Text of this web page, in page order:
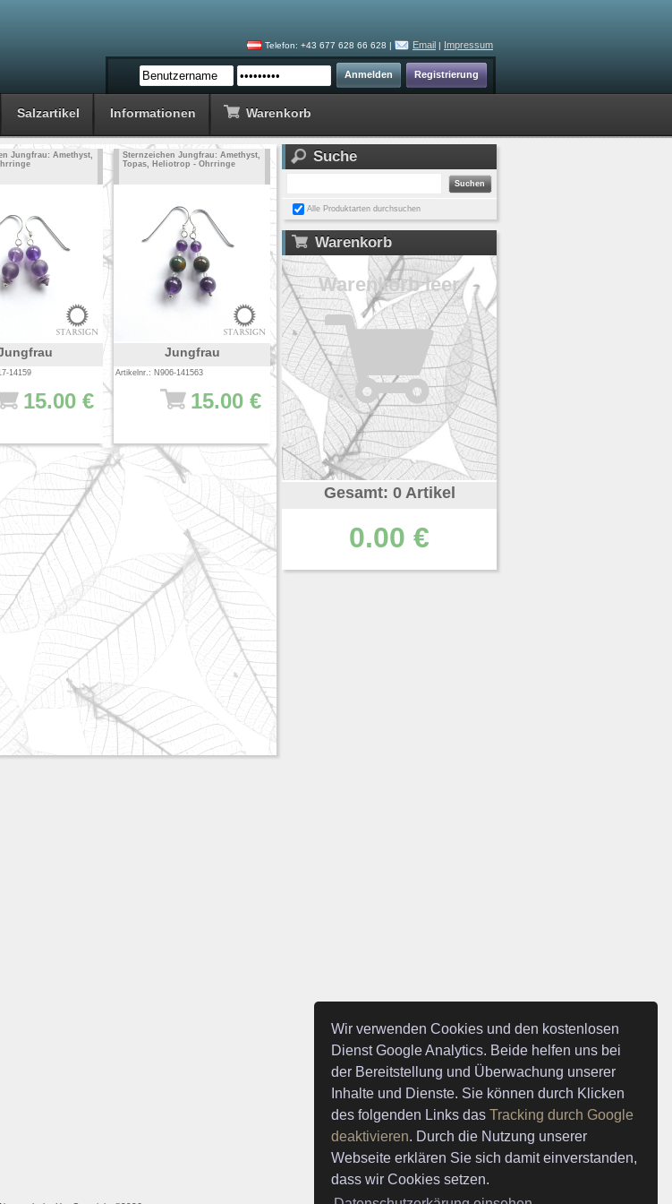
Wir verwenden Cookies und den kostenlosen
Dienst Google Analytics. Beide helfen uns bei
der Bereitstellung und Überwachung unserer
Inhalte und Dienste. Sie können durch Klicken
des folgenden Links dasTracking durch Google
deaktivieren. Durch die Nutzung unserer
Webseite erklären Sie sich damit einverstanden,
dass wir Cookies setzen.
Telefon: +43 677 628 66 628 | Email | Impressum
Salzartikel Informationen Warenkorb
Jungfrau: Amethyst,
14159
15.00 €
Sternzeichen Jungfrau: Amethyst,
Topas, Heliotrop - Ohrringe
Jungfrau
Artikelnr.: N906-141563
15.00 €
Suche
Alle Produktarten durchsuchen
Warenkorb
Warenkorb leer
Gesamt: 0 Artikel
0.00 €